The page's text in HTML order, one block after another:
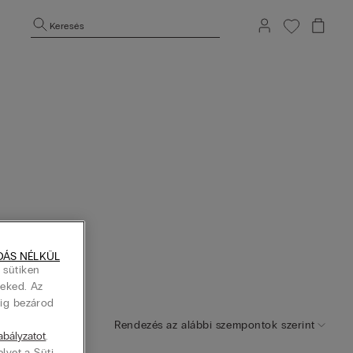
Keresés
Rendezés az alábbi szempontok szerint
Az
bezárod
.
NÉLKÜL